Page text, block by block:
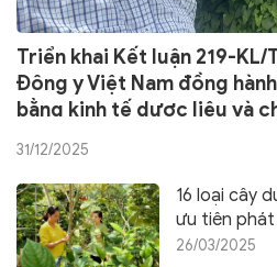
Triển khai Kết luận 219-KL/
Đông y Việt Nam đồng
bằng kinh tế dược liệu và
31/12/2025
16 loại cây
ưu tiên
26/03/2025